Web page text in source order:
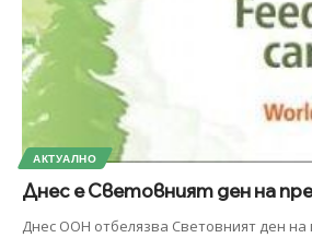
АКТУАЛНО
Днес е Световният ден на
Днес ООН отбелязва Световният ден